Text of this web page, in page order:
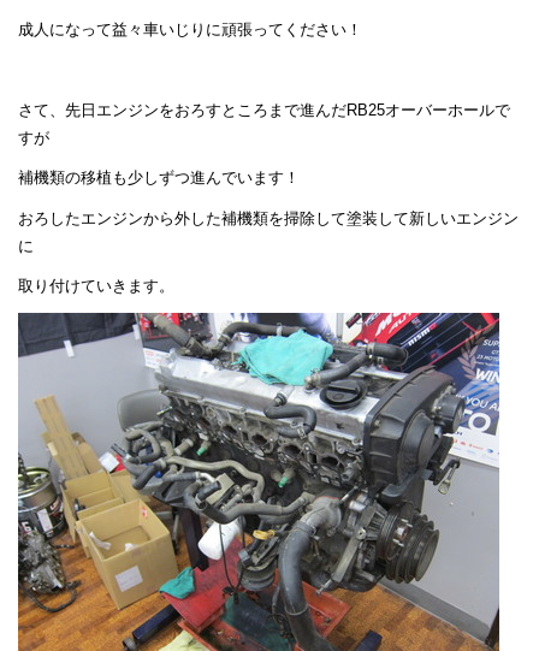
成人になって益々車いじりに頑張ってください！
さて、先日エンジンをおろすところまで進んだRB25オーバーホールで
すが
補機類の移植も少しずつ進んでいます！
おろしたエンジンから外した補機類を掃除して塗装して新しいエンジン
に
取り付けていきます。